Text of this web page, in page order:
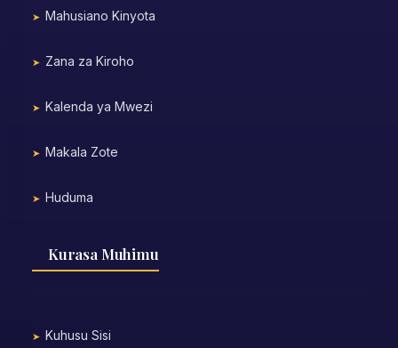
Mahusiano Kinyota
Zana za Kiroho
Kalenda ya Mwezi
Makala Zote
Huduma
Kurasa Muhimu
Kuhusu Sisi